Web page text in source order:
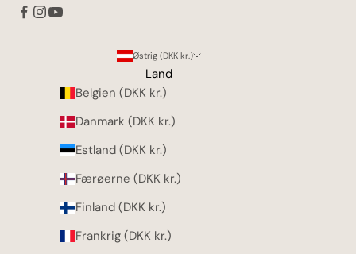
Østrig (DKK kr.)
Land
Belgien (DKK kr.)
Danmark (DKK kr.)
Estland (DKK kr.)
Færøerne (DKK kr.)
Finland (DKK kr.)
Frankrig (DKK kr.)